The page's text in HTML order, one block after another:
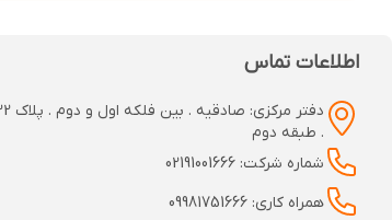
اطلاعات تماس
. طبقه دوم
شماره شرکت: 02191001666
همراه کاری: 09981751666